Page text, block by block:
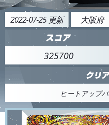
2022-07-25 更新 大阪府
325700
ヒートアップ